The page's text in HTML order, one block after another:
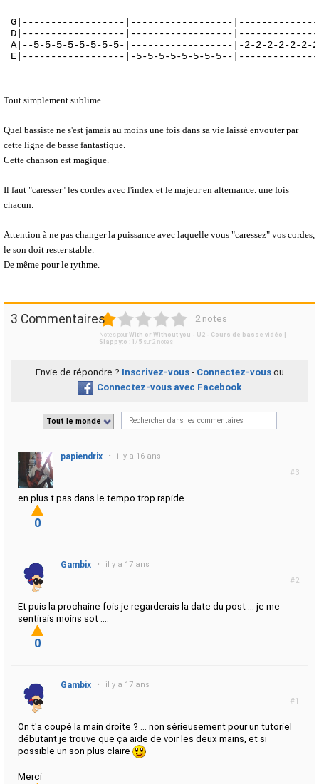
G|------------------|------------------
D|------------------|------------------
A|--5-5-5-5-5-5-5-5-|------------------|-2-2-2-2-2-
E|------------------|-5-5-5-5-5-5-5-5--
Tout simplement sublime.
Quel bassiste ne s'est jamais au moins une fois dans sa vie laissé envouter par
cette ligne de basse fantastique.
Cette chanson est magique.
Il faut "caresser" les cordes avec l'index et le majeur en alternance. une fois
chacun.
Attention à ne pas changer la puissance avec laquelle vous "caressez" vos cordes,
le son doit rester stable.
De même pour le rythme.
3 Commentaires
1 2 notes
Notes pour With or Without you - U2 - Cours de basse vidéo |
Slappyto
1 / 5 sur 2 notes
Envie de répondre ? Inscrivez-vous- Connectez-vousou
Connectez-vous avec Facebook
Tout le monde
#3
papiendrix • il y a 16 ans
en plus t pas dans le tempo trop rapide
0
#2
Gambix • il y a 17 ans
Et puis la prochaine fois je regarderais la date du post ... je me
sentirais moins sot ....
0
#1
Gambix • il y a 17 ans
On t'a coupé la main droite ? ... non sérieusement pour un tutoriel
débutant je trouve que ça aide de voir les deux mains, et si
possible un son plus claire
Merci